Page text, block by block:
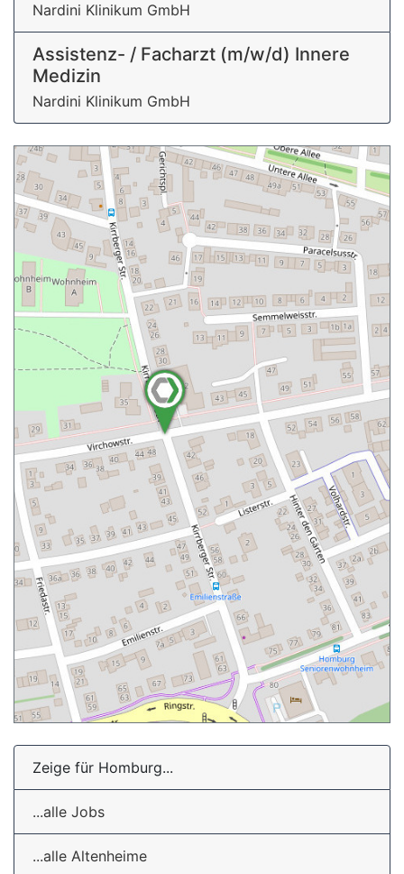
Nardini Klinikum GmbH
Assistenz- / Facharzt (m/w/d) Innere
Medizin
Nardini Klinikum GmbH
Zeige für Homburg...
...alle Jobs
...alle Altenheime